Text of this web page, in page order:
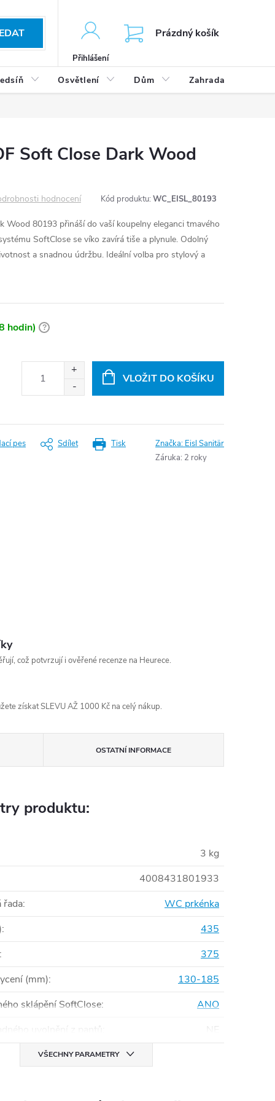
Přihlášení
Prázdný košík
Osvětlení Dům Zahrada
Soft Close Dark Wood
hodnocení Kód produktu: WC_EISL_80193
Wood 80193 přináší do vaší koupelny eleganci tmavého
SoftClose se víko zavírá tiše a plynule. Odolný
a snadnou údržbu. Ideální volba pro stylový a
hodin) ?
VLOŽIT DO KOŠÍKU
Tisk
pes Sdílet Značka: Eisl Sanitär
Záruka: 2 roky
což potvrzují i ověřené recenze na Heurece.
získat SLEVU AŽ 1000 Kč na celý nákup.
OSTATNÍ INFORMACE
produktu:
3 kg
4008431801933
řada:
WC prkénka
:
435
:
375
(mm):
130-185
sklápění SoftClose:
ANO
uvolnění z pantů
VŠECHNY PARAMETRY